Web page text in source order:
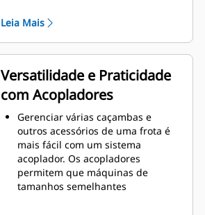
laterais da caçamba mantêm a
alta resistência, especialmente em
áreas que se desgastam muito
Proteja as áreas de grande
desgaste da caçamba que têm
contato com a maioria dos
materiais com as Ferramentas de
Penetração no Solo (GET, Ground
Engaging Tools) Cat
Obtenha maior produção em
aplicações complexas, penetração
mais fácil em pilhas e tempos de
ciclo mais rápidos com a GET Cat
Advansys™
Leia Mais
Versatilidade e Praticidade
com Acopladores
Gerenciar várias caçambas e
outros acessórios de uma frota é
mais fácil com um sistema
acoplador. Os acopladores
permitem que máquinas de
tamanhos semelhantes